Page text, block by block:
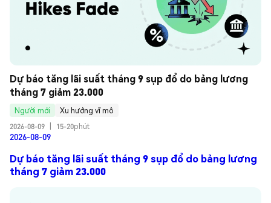
Dự báo tăng lãi suất tháng 9 sụp đổ do bảng lương
tháng 7 giảm 23.000
Người mới
Xu hướng vĩ mô
2026-08-09
15-20phút
2026-08-09
Dự báo tăng lãi suất tháng 9 sụp đổ do bảng lương
tháng 7 giảm 23.000